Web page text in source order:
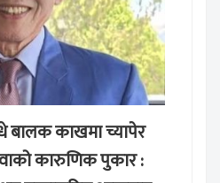
बालक काखमा च्यापेर
कारुणिक पुकार :